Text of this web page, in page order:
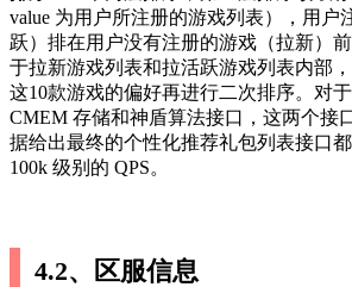
value 为用户所注册的游戏列表），用户
跃）排在用户没有注册的游戏（拉新）
于拉新游戏列表和拉活跃游戏列表内部
这10款游戏的偏好再进行二次排序。对
CMEM 存储和神盾算法接口，这两个接
据给出最终的个性化推荐礼包列表接口
100k 级别的 QPS。
4.2、区服信息